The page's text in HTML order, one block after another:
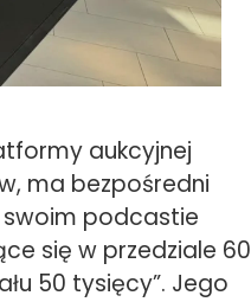
aukcyjnej
ma bezpośredni
swoim podcastie
się w przedziale 60
50 tysięcy”. Jego